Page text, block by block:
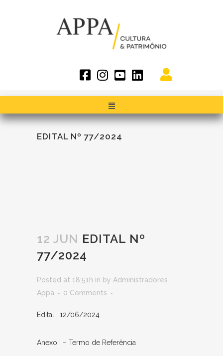
EDITAL Nº 77/2024
12 JUN EDITAL Nº
77/2024
Posted at 18:51h in by Administradores
Appa
0 Comments
Edital | 12/06/2024
Anexo I – Termo de Referência